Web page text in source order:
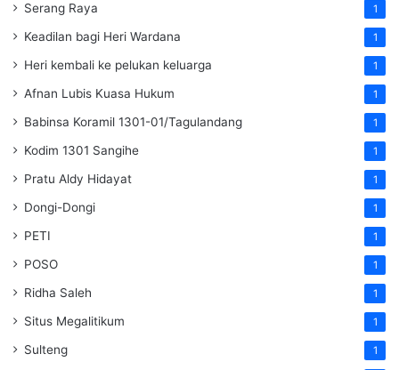
Serang Raya 1
Keadilan bagi Heri Wardana 1
Heri kembali ke pelukan keluarga 1
Afnan Lubis Kuasa Hukum 1
Babinsa Koramil 1301-01/Tagulandang 1
Kodim 1301 Sangihe 1
Pratu Aldy Hidayat 1
Dongi-Dongi 1
PETI 1
POSO 1
Ridha Saleh 1
Situs Megalitikum 1
Sulteng 1